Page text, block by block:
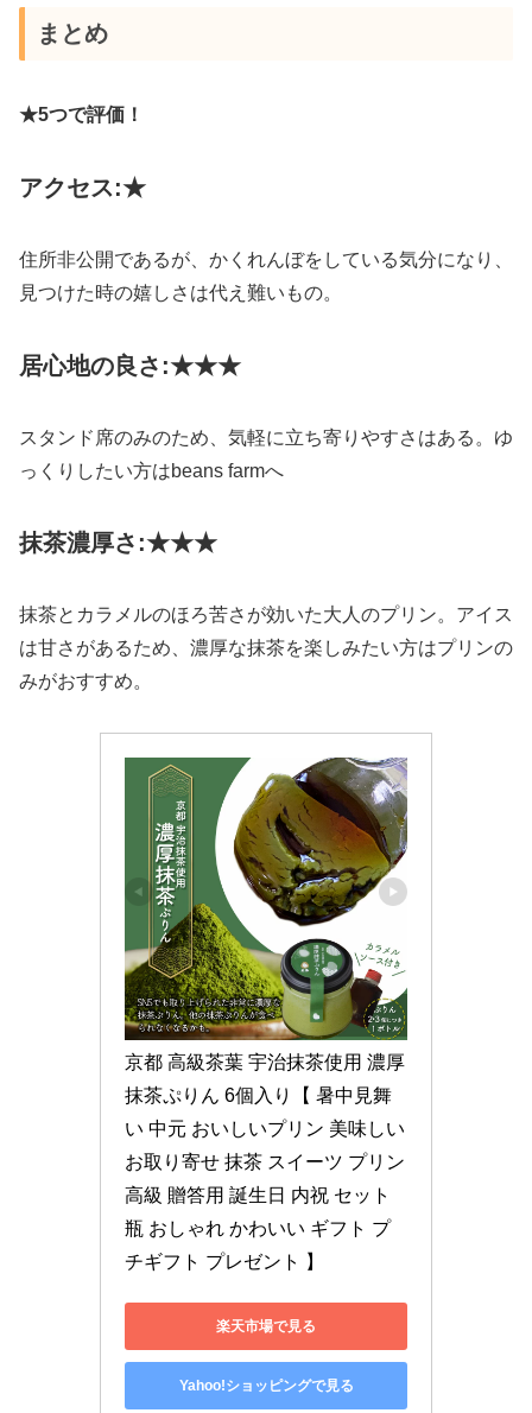
まとめ
★5つで評価！
アクセス:★
住所非公開であるが、かくれんぼをしている気分になり、
見つけた時の嬉しさは代え難いもの。
居心地の良さ:★★★
スタンド席のみのため、気軽に立ち寄りやすさはある。ゆ
っくりしたい方はbeans farmへ
抹茶濃厚さ:★★★
抹茶とカラメルのほろ苦さが効いた大人のプリン。アイス
は甘さがあるため、濃厚な抹茶を楽しみたい方はプリンの
みがおすすめ。
京都 高級茶葉 宇治抹茶使用 濃厚
抹茶ぷりん 6個入り【 暑中見舞
い 中元 おいしいプリン 美味しい
お取り寄せ 抹茶 スイーツ プリン
高級 贈答用 誕生日 内祝 セット
瓶 おしゃれ かわいい ギフト プ
チギフト プレゼント 】
楽天市場で見る
Yahoo!ショッピングで見る